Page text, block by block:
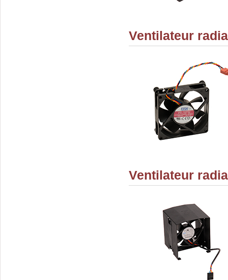
Ventilateur
Ventilateur